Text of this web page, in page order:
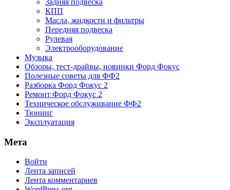
Задняя подвеска
КПП
Масла, жидкости и фильтры
Передняя подвеска
Рулевая
Электрооборудование
Музыка
Обзоры, тест-драйвы, новинки Форд Фокус
Полезные советы для ФФ2
Разборка Форд Фокус 2
Ремонт Форд Фокус 2
Техническое обслуживание ФФ2
Тюнинг
Эксплуатация
Мета
Войти
Лента записей
Лента комментариев